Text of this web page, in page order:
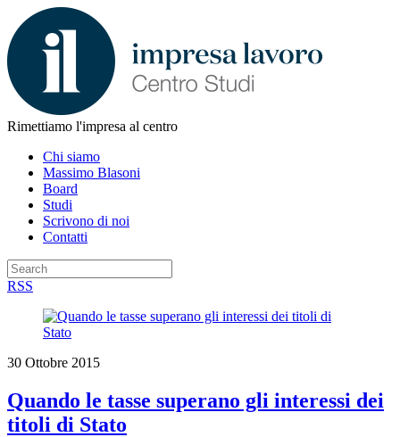
Rimettiamo l'impresa al centro
Chi siamo
Massimo Blasoni
Board
Studi
Scrivono di noi
Contatti
RSS
30 Ottobre 2015
Quando le tasse superano gli interessi dei
titoli di Stato